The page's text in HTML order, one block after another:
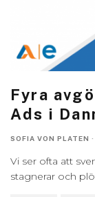
Fyra
Ads i
SOFIA VON PLATEN ·
Vi ser ofta att
stagnerar och